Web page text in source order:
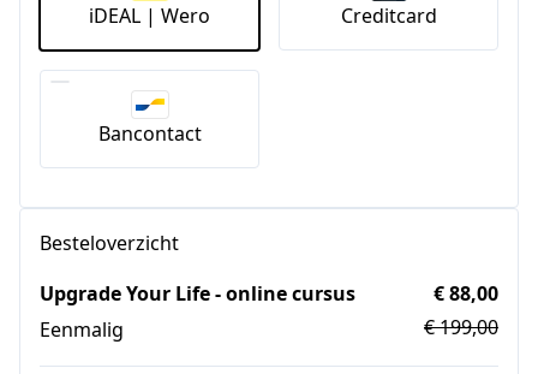
iDEAL | Wero Creditcard
Bancontact
Besteloverzicht
Upgrade Your Life - online cursus
Eenmalig
€ 88,00
€ 199,00